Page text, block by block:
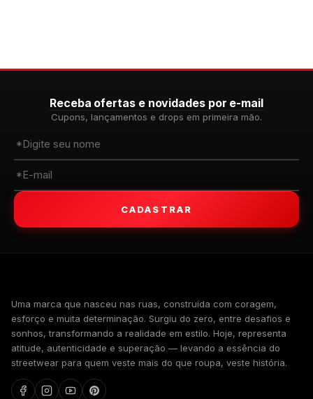
Receba ofertas e novidades por e-mail
Cupons, lançamentos e drops em primeira mão.
CADASTRAR
Uma marca que nasceu nas ruas, construída com coragem,
esforço e muita determinação. Surgiu do zero, entre desafios e
sonhos, transformando a realidade em estilo. Hoje, representa
atitude, autenticidade e superação — levando a essência do
streetwear para quem veste mais do que roupa, veste história.